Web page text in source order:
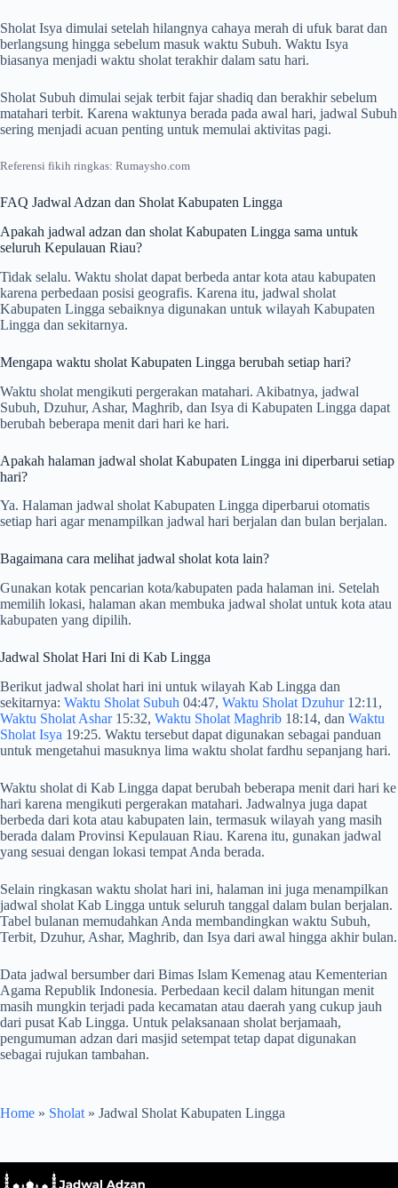
Sholat Isya dimulai setelah hilangnya cahaya merah di ufuk barat dan
berlangsung hingga sebelum masuk waktu Subuh. Waktu Isya
biasanya menjadi waktu sholat terakhir dalam satu hari.
Sholat Subuh dimulai sejak terbit fajar shadiq dan berakhir sebelum
matahari terbit. Karena waktunya berada pada awal hari, jadwal Subuh
sering menjadi acuan penting untuk memulai aktivitas pagi.
Referensi fikih ringkas: Rumaysho.com
FAQ Jadwal Adzan dan Sholat Kabupaten Lingga
Apakah jadwal adzan dan sholat Kabupaten Lingga sama untuk
seluruh Kepulauan Riau?
Tidak selalu. Waktu sholat dapat berbeda antar kota atau kabupaten
karena perbedaan posisi geografis. Karena itu, jadwal sholat
Kabupaten Lingga sebaiknya digunakan untuk wilayah Kabupaten
Lingga dan sekitarnya.
Mengapa waktu sholat Kabupaten Lingga berubah setiap hari?
Waktu sholat mengikuti pergerakan matahari. Akibatnya, jadwal
Subuh, Dzuhur, Ashar, Maghrib, dan Isya di Kabupaten Lingga dapat
berubah beberapa menit dari hari ke hari.
Apakah halaman jadwal sholat Kabupaten Lingga ini diperbarui setiap
hari?
Ya. Halaman jadwal sholat Kabupaten Lingga diperbarui otomatis
setiap hari agar menampilkan jadwal hari berjalan dan bulan berjalan.
Bagaimana cara melihat jadwal sholat kota lain?
Gunakan kotak pencarian kota/kabupaten pada halaman ini. Setelah
memilih lokasi, halaman akan membuka jadwal sholat untuk kota atau
kabupaten yang dipilih.
Jadwal Sholat Hari Ini di Kab Lingga
Berikut jadwal sholat hari ini untuk wilayah Kab Lingga dan
sekitarnya: Waktu Sholat Subuh 04:47, Waktu Sholat Dzuhur12:11,
Waktu Sholat Ashar15:32, Waktu Sholat Maghrib 18:14, dan Waktu
Sholat Isya 19:25. Waktu tersebut dapat digunakan sebagai panduan
untuk mengetahui masuknya lima waktu sholat fardhu sepanjang hari.
Waktu sholat di Kab Lingga dapat berubah beberapa menit dari hari ke
hari karena mengikuti pergerakan matahari. Jadwalnya juga dapat
berbeda dari kota atau kabupaten lain, termasuk wilayah yang masih
berada dalam Provinsi Kepulauan Riau. Karena itu, gunakan jadwal
yang sesuai dengan lokasi tempat Anda berada.
Selain ringkasan waktu sholat hari ini, halaman ini juga menampilkan
jadwal sholat Kab Lingga untuk seluruh tanggal dalam bulan berjalan.
Tabel bulanan memudahkan Anda membandingkan waktu Subuh,
Terbit, Dzuhur, Ashar, Maghrib, dan Isya dari awal hingga akhir bulan.
Data jadwal bersumber dari Bimas Islam Kemenag atau Kementerian
Agama Republik Indonesia. Perbedaan kecil dalam hitungan menit
masih mungkin terjadi pada kecamatan atau daerah yang cukup jauh
dari pusat Kab Lingga. Untuk pelaksanaan sholat berjamaah,
pengumuman adzan dari masjid setempat tetap dapat digunakan
sebagai rujukan tambahan.
Home » Sholat » Jadwal Sholat Kabupaten Lingga